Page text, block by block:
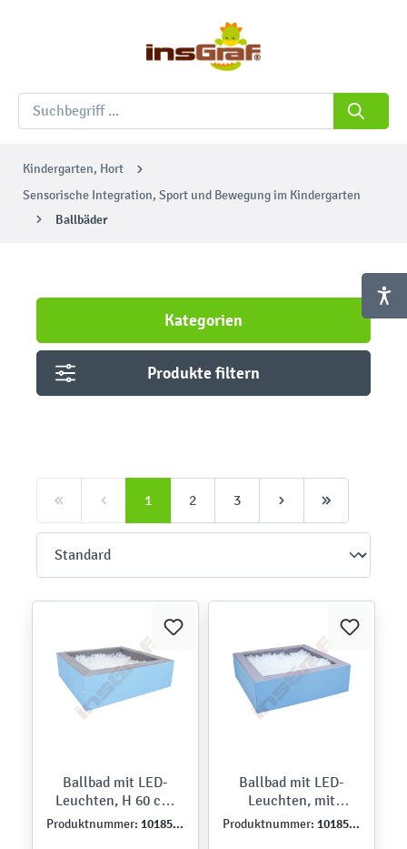
Kindergarten, Hort
Sensorische Integration, Sport und Bewegung im Kindergarten
Ballbäder
Kategorien
Produkte filtern
1 2 3
Ballbad mit LED-
Leuchten, H 60 cm,
inkl. Bälle
Produktnummer: 101856N
Ballbad mit LED-
Leuchten, mit
Farbwechsel, inkl.
Produktnummer: 101857N